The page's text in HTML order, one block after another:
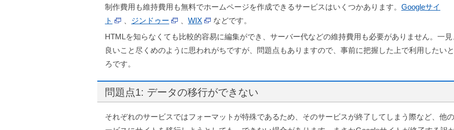
制作費用も維持費用も無料でホームページを作成できるサービスはいくつかあります。 Googleサイ
ト
ジンドゥー WIX
などです。
HTMLを知らなくても比較的容易に編集ができ、サーバー代などの維持費用も必要がありません。一見
良いこと尽くめのように思われがちですが、問題点もありますので、事前に把握した上で利用したいと
ろです。
問題点1: データの移行ができない
それぞれのサービスではフォーマットが特殊であるため、そのサービスが終了してしまう際など、他